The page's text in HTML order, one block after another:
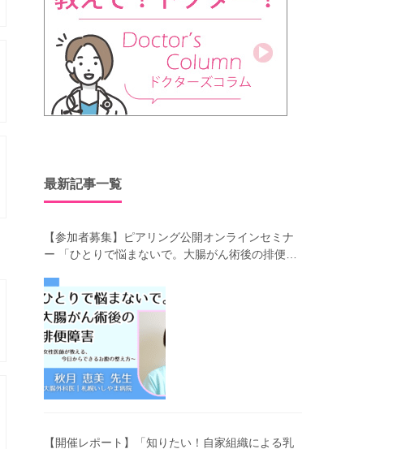
最新記事一覧
【参加者募集】ピアリング公開オンラインセミナ
ー 「ひとりで悩まないで。大腸がん術後の排便障
え方～」（第41回笑顔塾）
【開催レポート】「知りたい！自家組織による乳